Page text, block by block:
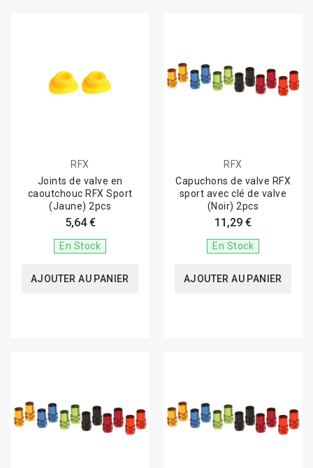
RFX
Joints de valve en
caoutchouc RFX Sport
(Jaune) 2pcs
5,64 €
En Stock
AJOUTER AU PANIER
RFX
Capuchons de valve RFX
sport avec clé de valve
(Noir) 2pcs
11,29 €
En Stock
AJOUTER AU PANIER